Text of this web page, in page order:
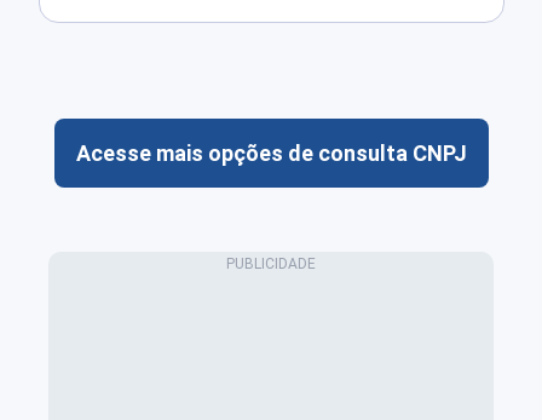
Acesse mais opções de consulta CNPJ